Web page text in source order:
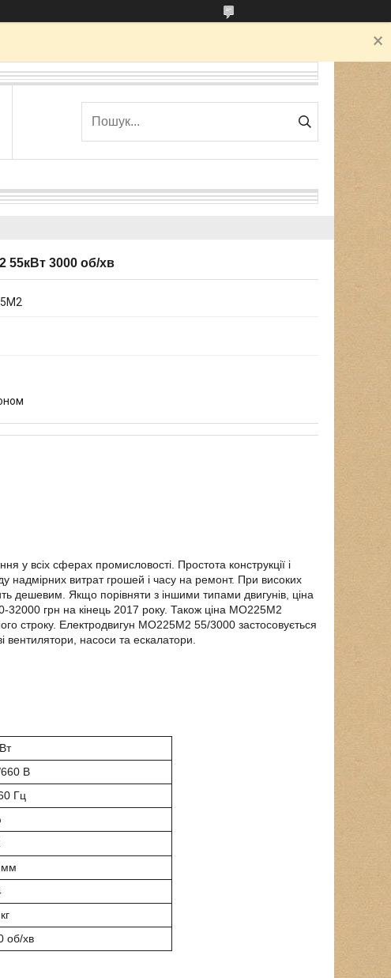
55кВт 3000 об/хв
всіх сферах промисловості. Простота конструкції і
надмірних витрат грошей і часу на ремонт. При високих
дешевим. Якщо порівняти з іншими типами двигунів, ціна
32000 грн на кінець 2017 року. Також ціна МО225М2
строку. Електродвигун МО225М2 55/3000 застосовується
вентилятори, насоси та ескалатори.
В
Гц
мм
об/хв